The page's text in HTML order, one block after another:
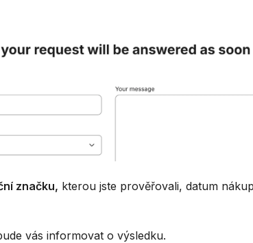
značku, kterou jste prověřovali, datum
vás informovat o výsledku.